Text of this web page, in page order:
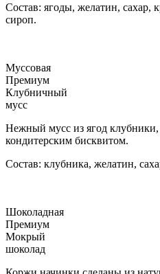
Состав: ягоды, желатин, сахар,
сироп.
Муссовая
Премиум
Клубничный
мусс
Нежный мусс из ягод
кондитерским бисквитом.
Состав: клубника, желатин,
Шоколадная
Премиум
Мокрый
шоколад